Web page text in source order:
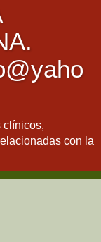
clínicos,
con la